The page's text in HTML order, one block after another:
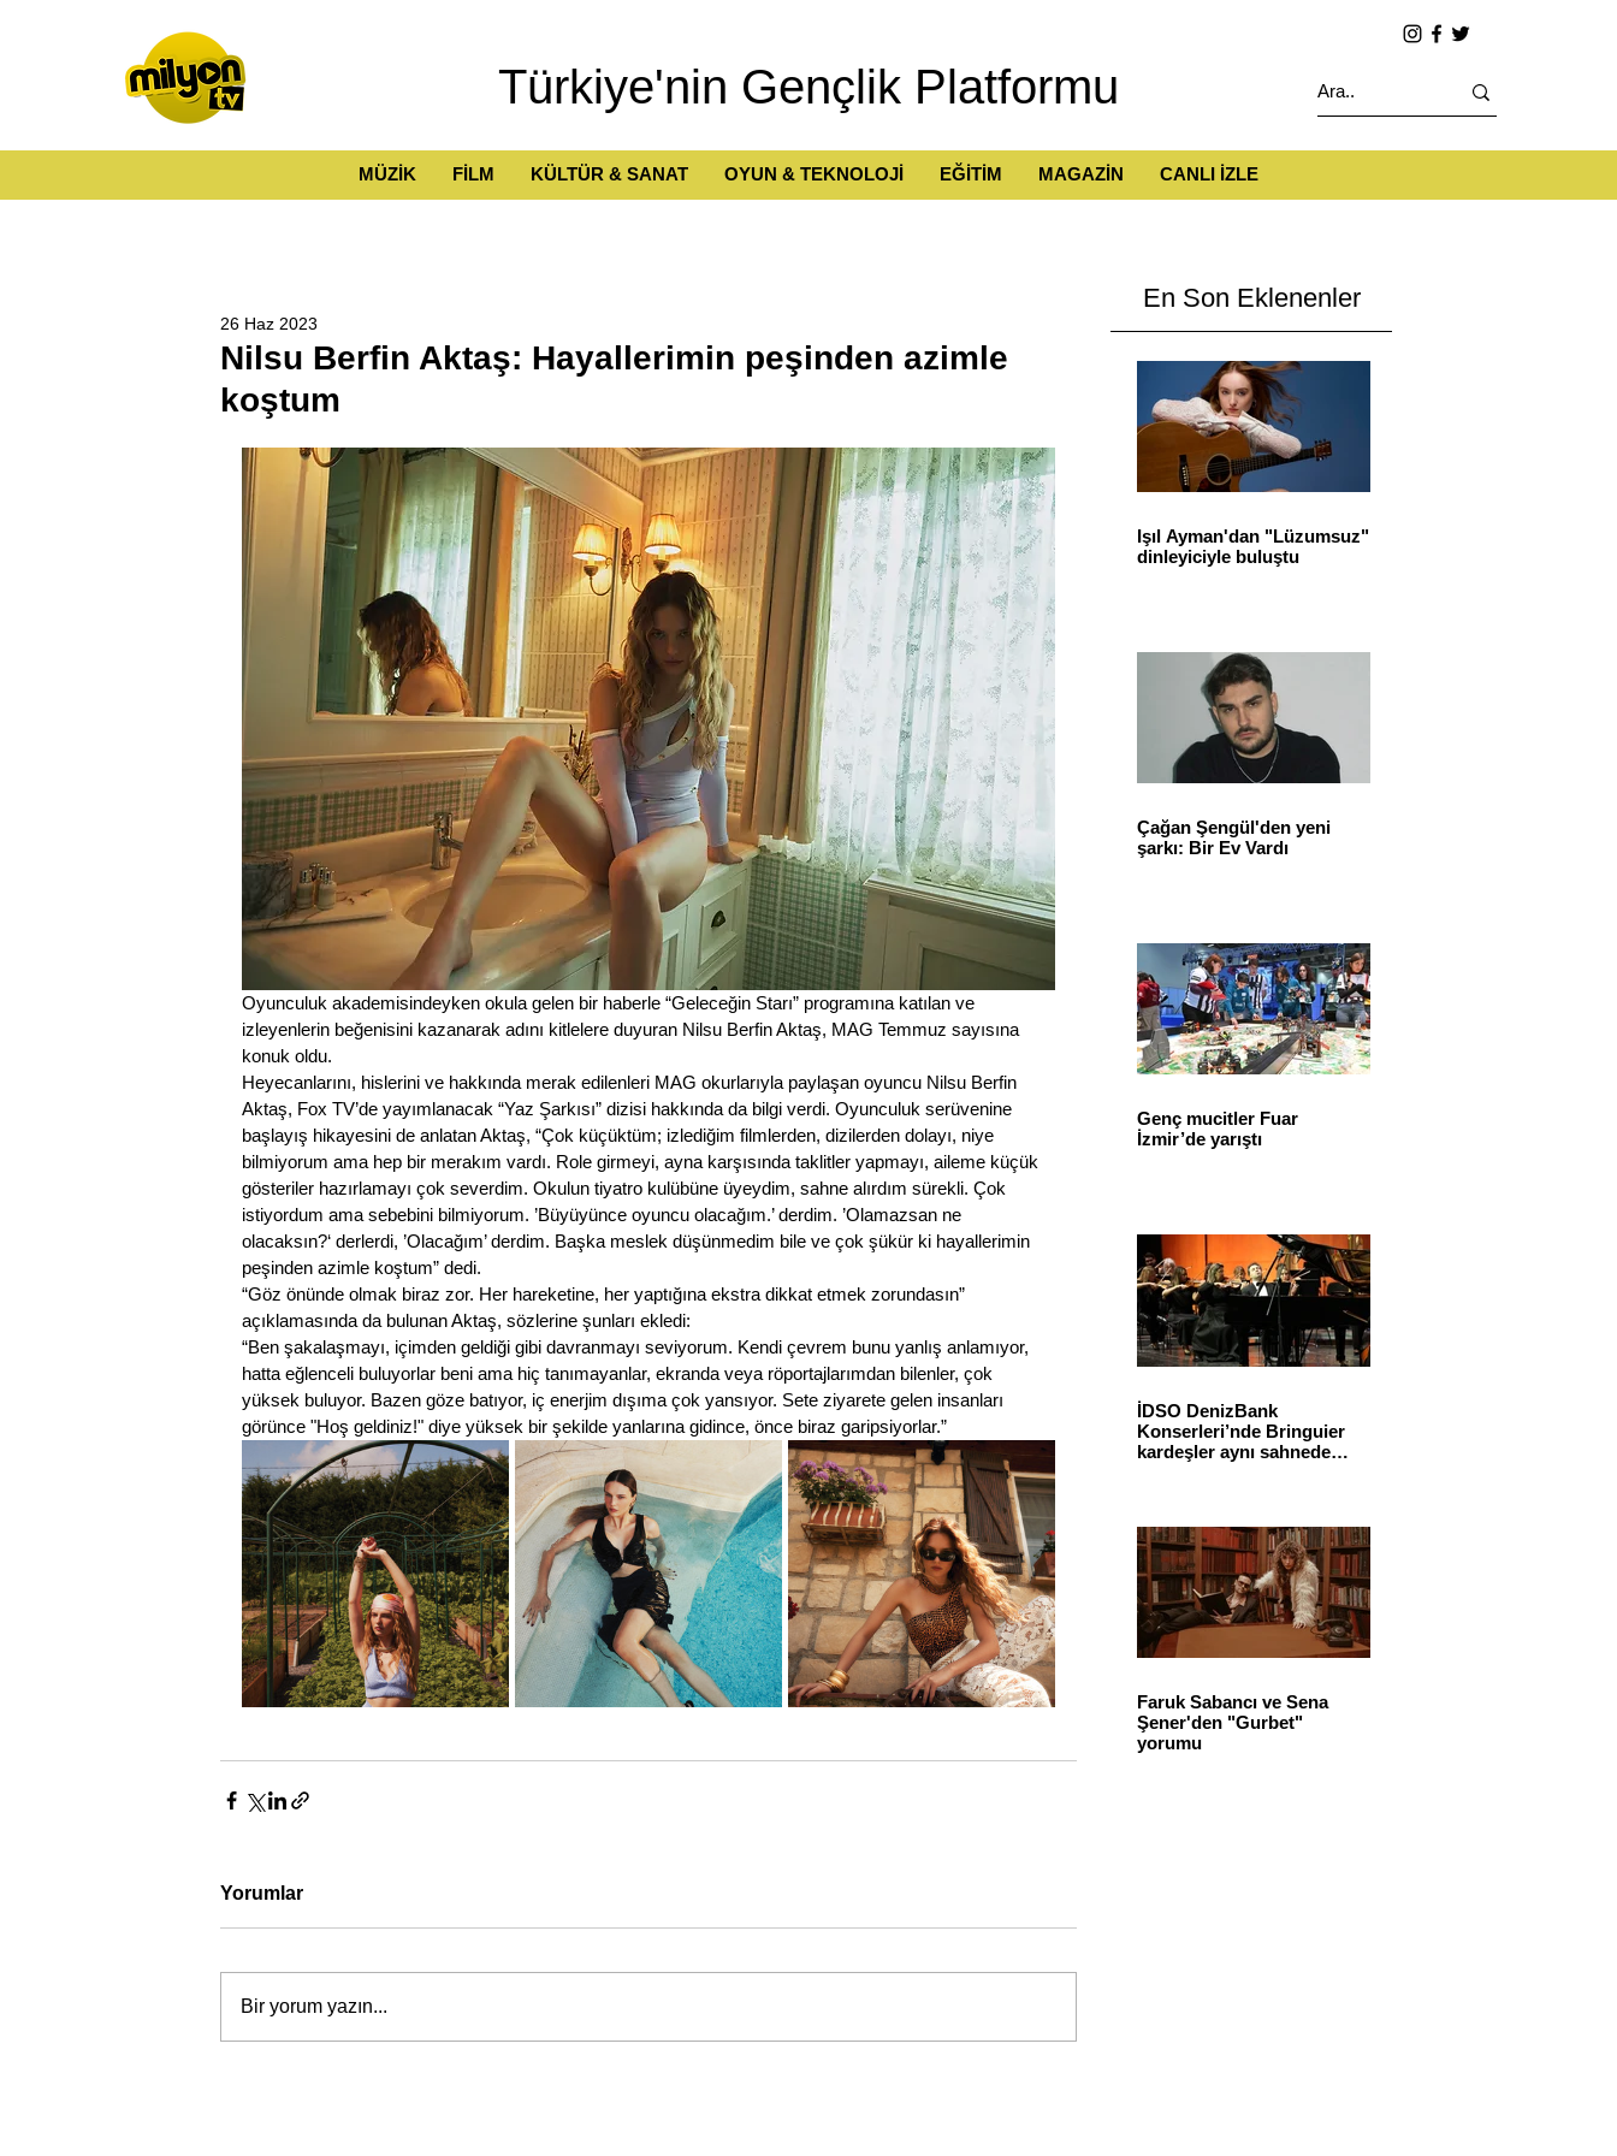
Türkiye'nin Gençlik Platformu
MÜZİK FİLM KÜLTÜR & SANAT OYUN & TEKNOLOJİ EĞİTİM MAGAZİN CANLI İZLE
Nilsu Berfin Aktaş: Hayallerimin peşinden azimle
koştum
26 Haz 2023
Oyunculuk akademisindeyken okula gelen bir haberle “Geleceğin Starı” programına katılan ve
izleyenlerin beğenisini kazanarak adını kitlelere duyuran Nilsu Berfin Aktaş, MAG Temmuz sayısına
konuk oldu.
Heyecanlarını, hislerini ve hakkında merak edilenleri MAG okurlarıyla paylaşan oyuncu Nilsu Berfin
Aktaş, Fox TV’de yayımlanacak “Yaz Şarkısı” dizisi hakkında da bilgi verdi. Oyunculuk serüvenine
başlayış hikayesini de anlatan Aktaş, “Çok küçüktüm; izlediğim filmlerden, dizilerden dolayı, niye
bilmiyorum ama hep bir merakım vardı. Role girmeyi, ayna karşısında taklitler yapmayı, aileme küçük
gösteriler hazırlamayı çok severdim. Okulun tiyatro kulübüne üyeydim, sahne alırdım sürekli. Çok
istiyordum ama sebebini bilmiyorum. ’Büyüyünce oyuncu olacağım.’ derdim. ’Olamazsan ne
olacaksın?‘ derlerdi, ’Olacağım’ derdim. Başka meslek düşünmedim bile ve çok şükür ki hayallerimin
peşinden azimle koştum” dedi.
“Göz önünde olmak biraz zor. Her hareketine, her yaptığına ekstra dikkat etmek zorundasın”
açıklamasında da bulunan Aktaş, sözlerine şunları ekledi:
“Ben şakalaşmayı, içimden geldiği gibi davranmayı seviyorum. Kendi çevrem bunu yanlış anlamıyor,
hatta eğlenceli buluyorlar beni ama hiç tanımayanlar, ekranda veya röportajlarımdan bilenler, çok
yüksek buluyor. Bazen göze batıyor, iç enerjim dışıma çok yansıyor. Sete ziyarete gelen insanları
görünce "Hoş geldiniz!" diye yüksek bir şekilde yanlarına gidince, önce biraz garipsiyorlar.”
Yorumlar
Bir yorum yazın...
En Son Eklenenler
Işıl Ayman'dan "Lüzumsuz"
dinleyiciyle buluştu
Çağan Şengül'den yeni
şarkı: Bir Ev Vardı
Genç mucitler Fuar
İzmir’de yarıştı
İDSO DenizBank
Konserleri’nde Bringuier
kardeşler aynı sahnede
Faruk Sabancı ve Sena
Şener'den "Gurbet"
yorumu